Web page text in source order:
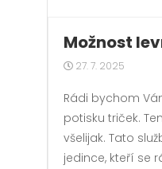
Možnost
27. 7. 2025
Rádi bychom
potisku triček.
všelijak. Tato
jedince, kteří se